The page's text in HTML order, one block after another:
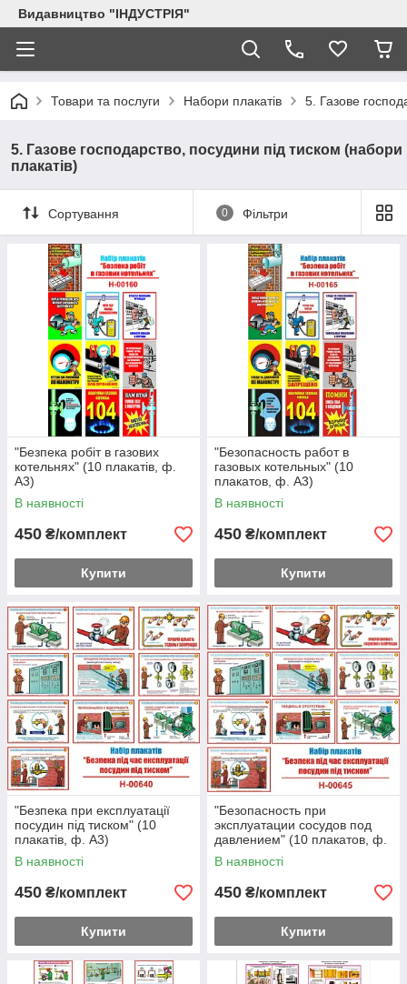
Видавництво "ІНДУСТРІЯ"
Товари та послуги Набори плакатів 5. Газове
5. Газове господарство, посудини під тиском (набори
плакатів)
Сортування 0 Фільтри
"Безпека робіт в газових
котельнях" (10 плакатів, ф.
А3)
В наявності
450 ₴/комплект
Купити
"Безопасность работ в
газовых котельных" (10
плакатов, ф. А3)
В наявності
450 ₴/комплект
Купити
"Безпека при експлуатації
посудин під тиском" (10
плакатів, ф. А3)
В наявності
450 ₴/комплект
Купити
"Безопасность при
эксплуатации сосудов под
давлением" (10 плакатов, ф.
А3)
В наявності
450 ₴/комплект
Купити